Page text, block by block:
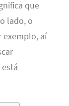
que
lado, o
exemplo, aí